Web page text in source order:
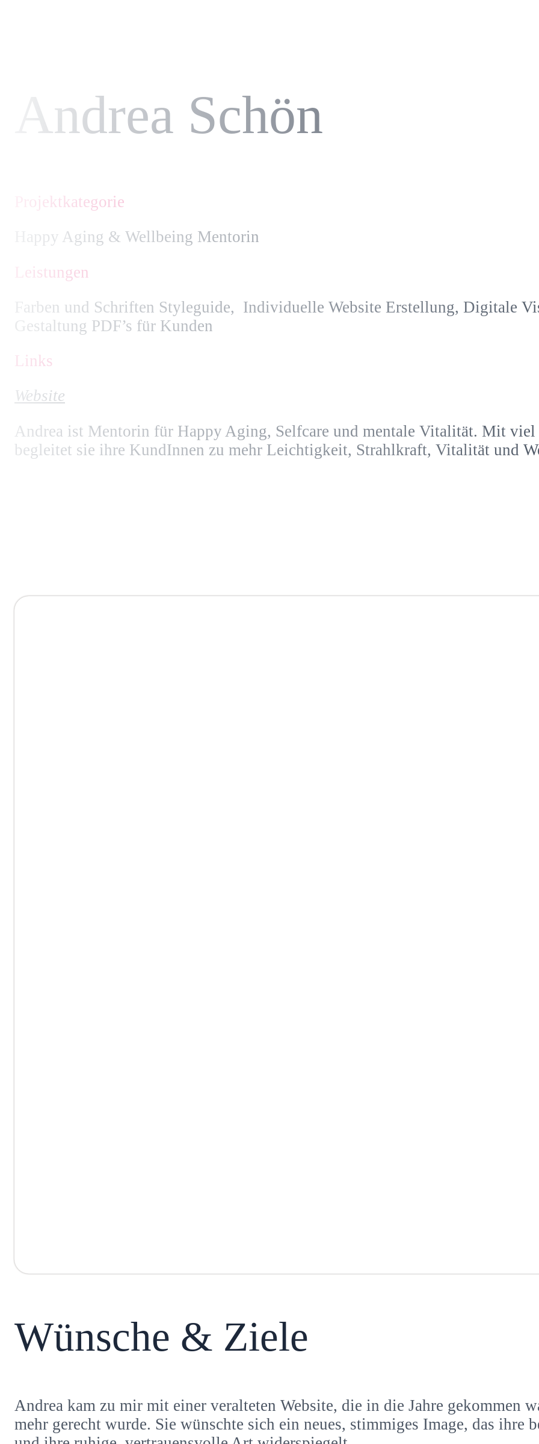
Andrea Schön
Projektkategorie
Happy Aging & Wellbeing Mentorin
Leistungen
Farben und Schriften Styleguide, Individuelle Website Erstellung, Digitale
Gestaltung PDF’s für Kunden
Links
Website
Andrea ist Mentorin für Happy Aging, Selfcare und mentale Vitalität. Mit viel
begleitet sie ihre KundInnen zu mehr Leichtigkeit, Strahlkraft, Vitalität und
Wünsche & Ziele
Andrea kam zu mir mit einer veralteten Website, die in die Jahre gekommen
mehr gerecht wurde. Sie wünschte sich ein neues, stimmiges Image, das ihre